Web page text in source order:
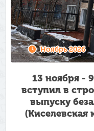
Ноябрь 2026
13 ноября -
вступил в
выпуску
(Киселевская